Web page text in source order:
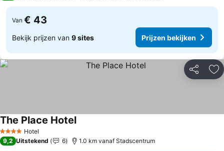
Van € 43
Bekijk prijzen van 9 sites Prijzen bekijken
Delen
4 SterrenHotel
The Place HotelPrijzen bekijken
9,2 Uitstekend 6 1.0 km vanaf Stadscentrum